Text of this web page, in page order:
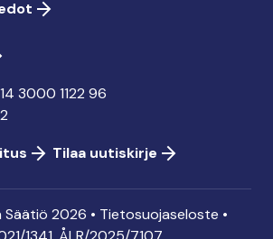
3000 1122 96
Tilaa uutiskirje
2026 • Tietosuojaseloste •